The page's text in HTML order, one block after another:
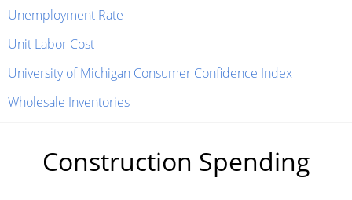
Unemployment Rate
Unit Labor Cost
University of Michigan Consumer Confidence Index
Wholesale Inventories
Construction Spending